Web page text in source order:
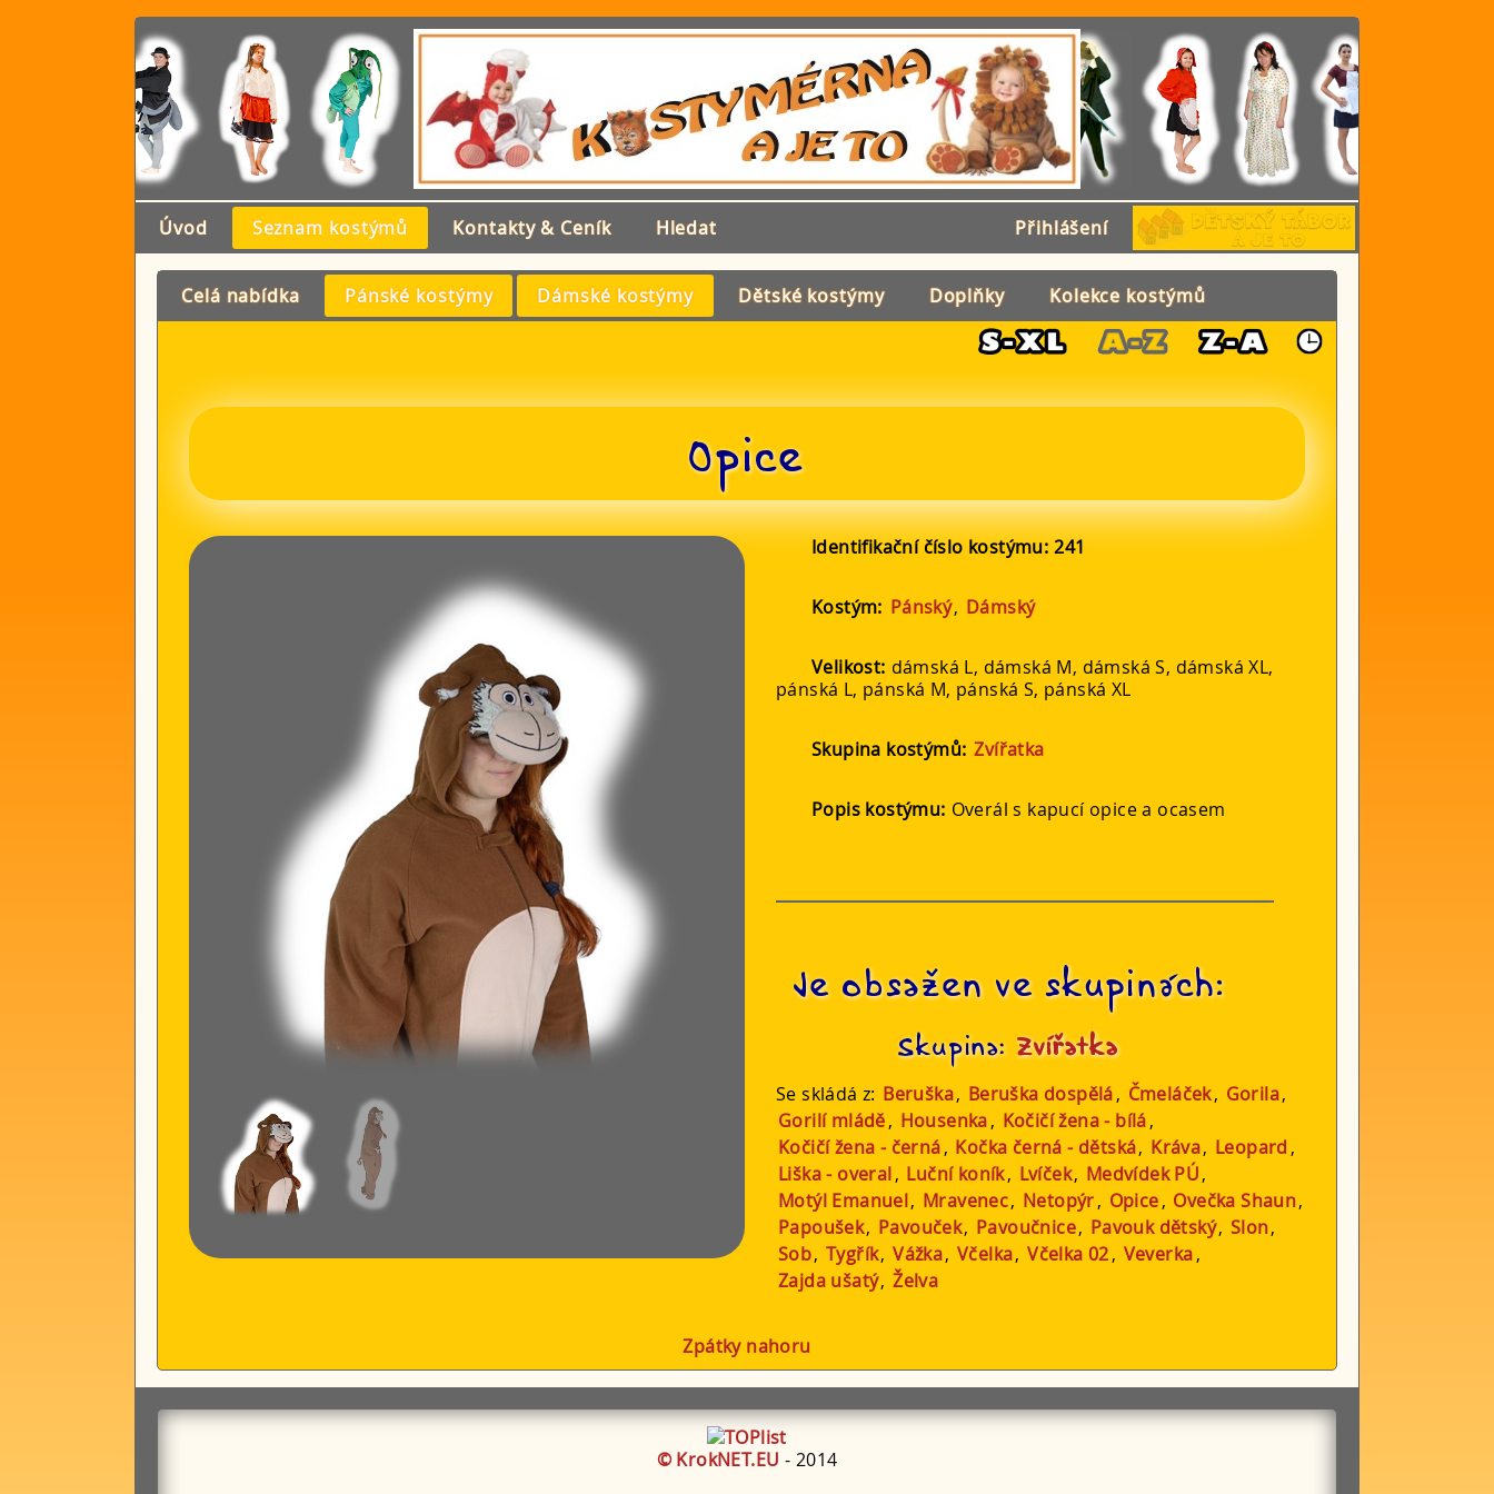
Úvod Seznam kostýmů Kontakty & Ceník Hledat Přihlášení
Celá nabídka Pánské kostýmy Dámské kostýmy Dětské kostýmy Doplňky Kolekce kostýmů
Opice
Identifikační číslo kostýmu: 241
Kostým: Pánský, Dámský
Velikost: dámská L, dámská M, dámská S, dámská XL,
pánská L, pánská M, pánská S, pánská XL
Skupina kostýmů: Zvířatka
Popis kostýmu: Overál s kapucí opice a ocasem
Je obsažen ve skupinách:
Skupina: Zvířatka
Se skládá z: Beruška, Beruška dospělá, Čmeláček, Gorila,
Gorilí mládě, Housenka, Kočičí žena - bílá,
Kočičí žena - černá, Kočka černá - dětská, Kráva, Leopard ,
Liška - overal, Luční koník, Lvíček, Medvídek PÚ,
Motýl Emanuel, Mravenec, Netopýr, Opice, Ovečka Shaun,
Papoušek, Pavouček, Pavoučnice, Pavouk dětský, Slon,
Sob, Tygřík, Vážka, Včelka, Včelka 02, Veverka,
Zajda ušatý, Želva
Zpátky nahoru
© KrokNET.EU - 2014